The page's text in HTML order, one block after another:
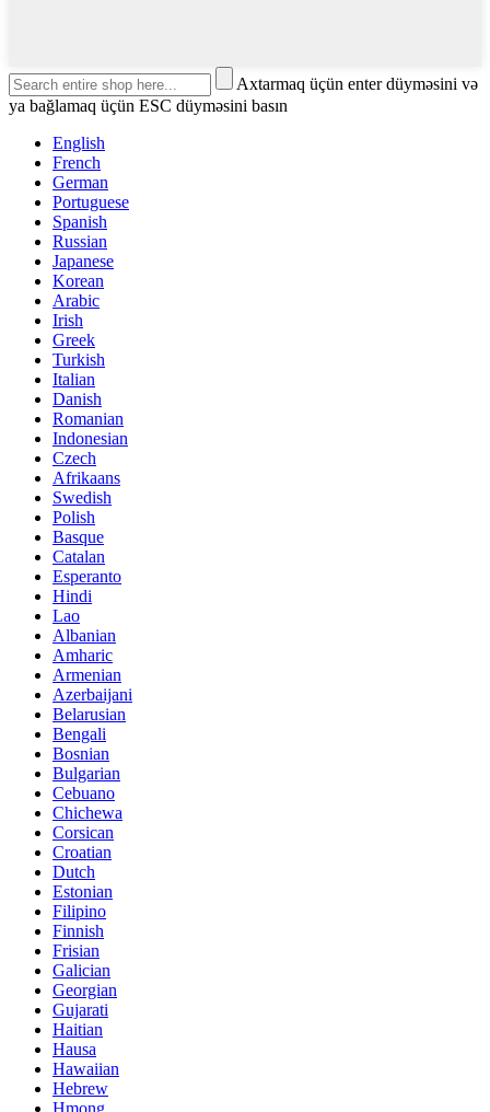
Axtarmaq üçün enter düyməsini və
ya bağlamaq üçün ESC düyməsini basın
English
French
German
Portuguese
Spanish
Russian
Japanese
Korean
Arabic
Irish
Greek
Turkish
Italian
Danish
Romanian
Indonesian
Czech
Afrikaans
Swedish
Polish
Basque
Catalan
Esperanto
Hindi
Lao
Albanian
Amharic
Armenian
Azerbaijani
Belarusian
Bengali
Bosnian
Bulgarian
Cebuano
Chichewa
Corsican
Croatian
Dutch
Estonian
Filipino
Finnish
Frisian
Galician
Georgian
Gujarati
Haitian
Hausa
Hawaiian
Hebrew
Hmong